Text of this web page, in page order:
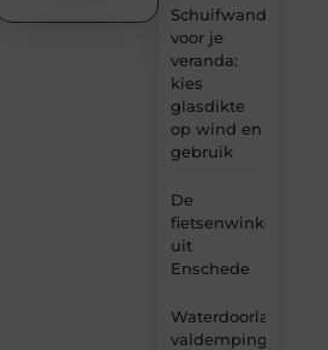
Schuifwand
voor je
veranda:
kies
glasdikte
op wind en
gebruik
De
fietsenwinkel
uit
Enschede
Waterdoorlatende
valdemping